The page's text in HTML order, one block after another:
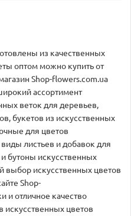
из качественных
оптом можно купить от
Shop-flowers.com.ua
ассортимент
веток для деревьев,
букетов из искусственных
для цветов
листьев и добавок для
бутоны искусственных
выбор искусственных цветов
Shop-
и отличное качество
искусственных цветов